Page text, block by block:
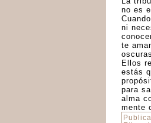
no es
ni
te
Ellos
estás
para
alma
mente